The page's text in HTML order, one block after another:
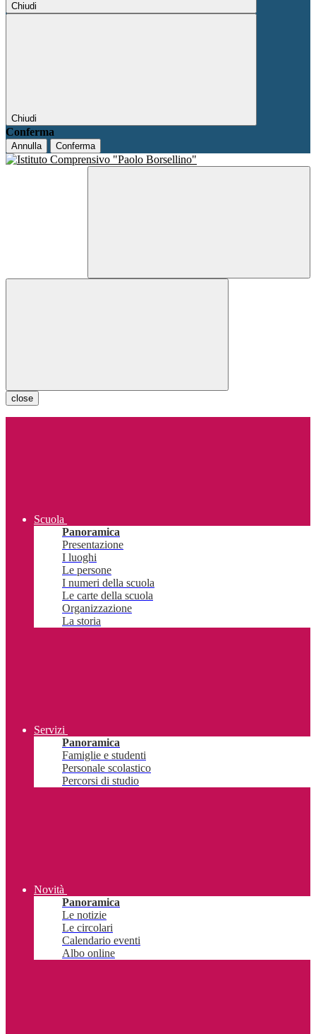
Chiudi
Chiudi
Conferma
Annulla Conferma
close
Scuola
Panoramica
Presentazione
I luoghi
Le persone
I numeri della scuola
Le carte della scuola
Organizzazione
La storia
Servizi
Panoramica
Famiglie e studenti
Personale scolastico
Percorsi di studio
Novità
Panoramica
Le notizie
Le circolari
Calendario eventi
Albo online